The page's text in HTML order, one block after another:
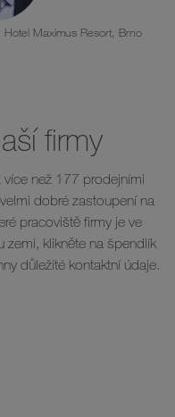
Maximus Resort, Brno
firmy
než 177 prodejními
dobré zastoupení na
pracoviště firmy je ve
zemi, klikněte na špendlík
důležité kontaktní údaje.